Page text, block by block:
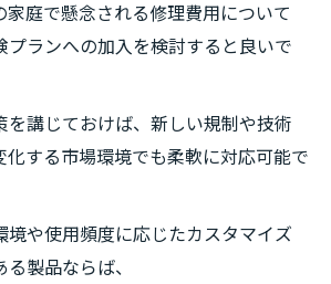
家庭で懸念される修理費用について
プランへの加入を検討すると良いで
を講じておけば、新しい規制や技術
化する市場環境でも柔軟に対応可能で
境や使用頻度に応じたカスタマイズ
製品ならば、